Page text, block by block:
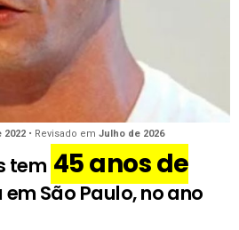
2022 • Revisado em Julho de 2026
tem 45 anos de
em São Paulo, no ano